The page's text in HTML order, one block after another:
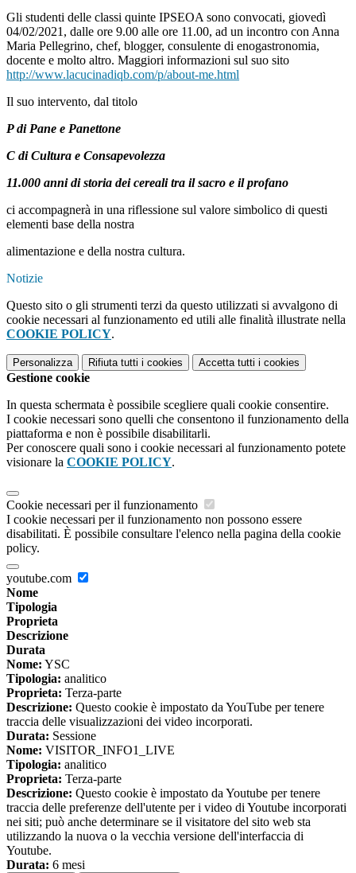
Gli studenti delle classi quinte IPSEOA sono convocati, giovedì
04/02/2021, dalle ore 9.00 alle ore 11.00, ad un incontro con Anna
Maria Pellegrino, chef, blogger, consulente di enogastronomia,
docente e molto altro. Maggiori informazioni sul suo sito
http://www.lacucinadiqb.com/p/about-me.html
Il suo intervento, dal titolo
P di Pane e Panettone
C di Cultura e Consapevolezza
11.000 anni di storia dei cereali tra il sacro e il profano
ci accompagnerà in una riflessione sul valore simbolico di questi
elementi base della nostra
alimentazione e della nostra cultura.
Notizie
Questo sito o gli strumenti terzi da questo utilizzati si avvalgono di
cookie necessari al funzionamento ed utili alle finalità illustrate nella
COOKIE POLICY.
Personalizza Rifiuta tutti i cookies Accetta tutti i cookies
Gestione cookie
In questa schermata è possibile scegliere quali cookie consentire.
I cookie necessari sono quelli che consentono il funzionamento della
piattaforma e non è possibile disabilitarli.
Per conoscere quali sono i cookie necessari al funzionamento potete
visionare la COOKIE POLICY.
Cookie necessari per il funzionamento
I cookie necessari per il funzionamento non possono essere
disabilitati. È possibile consultare l'elenco nella pagina della cookie
policy.
youtube.com
Nome
Tipologia
Proprieta
Descrizione
Durata
Nome: YSC
Tipologia: analitico
Proprieta: Terza-parte
Descrizione: Questo cookie è impostato da YouTube per tenere
traccia delle visualizzazioni dei video incorporati.
Durata: Sessione
Nome: VISITOR_INFO1_LIVE
Tipologia: analitico
Proprieta: Terza-parte
Descrizione: Questo cookie è impostato da Youtube per tenere
traccia delle preferenze dell'utente per i video di Youtube incorporati
nei siti; può anche determinare se il visitatore del sito web sta
utilizzando la nuova o la vecchia versione dell'interfaccia di
Youtube.
Durata: 6 mesi